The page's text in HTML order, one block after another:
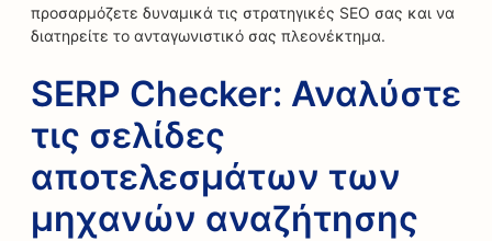
προσαρμόζετε δυναμικά τις στρατηγικές SEO σας και να
διατηρείτε το ανταγωνιστικό σας πλεονέκτημα.
SERP Checker: Αναλύστε
τις σελίδες
αποτελεσμάτων των
μηχανών αναζήτησης